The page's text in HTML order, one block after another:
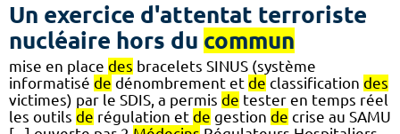
Un exercice d'attentat terroriste
nucléaire hors du commun
mise en place des bracelets SINUS (système
informatisé de dénombrement et de classification des
victimes) par le SDIS, a permis de tester en temps réel
les outils de régulation et de gestion de crise au SAMU